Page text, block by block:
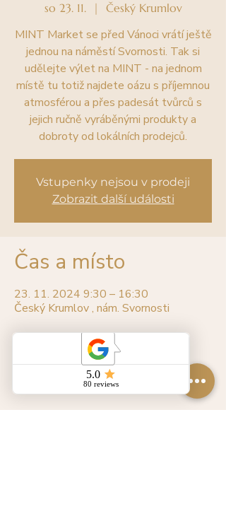
so 23. 11.
  |
Český Krumlov
MINT Market se před Vánoci vrátí ještě
jednou na náměstí Svornosti. Tak si
udělejte výlet na MINT - na jednom
místě tu totiž najdete oázu s příjemnou
atmosférou a přes padesát tvůrců s
jejich ručně vyráběnými produkty a
dobroty od lokálních prodejců.
Vstupenky nejsou v prodeji
Zobrazit další události
Čas a místo
23. 11. 2024 9:30 – 16:30
Český Krumlov , nám. Svornosti
O události